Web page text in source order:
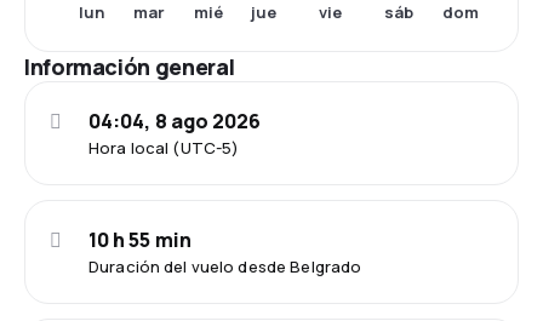
lun mar mié jue vie sáb dom
Información general
Hora local (UTC-5)
04:04, 8 ago 2026
Duración del vuelo desde Belgrado
10 h 55 min